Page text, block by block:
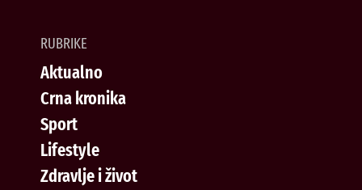
RUBRIKE
Aktualno
Crna kronika
Sport
Lifestyle
Zdravlje i život